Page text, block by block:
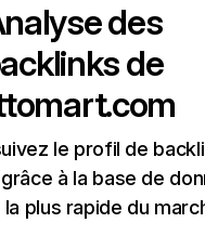
des
de
le profil de
à la base de
plus rapide du